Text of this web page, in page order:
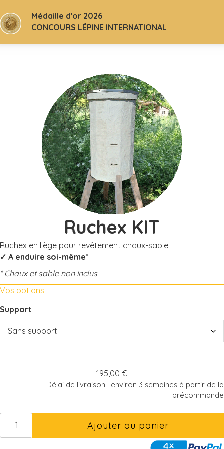
Médaille d'or 2026
CONCOURS LÉPINE INTERNATIONAL
Ruchex KIT
Ruchex en liège pour revêtement chaux-sable.
✓ A enduire soi-même*
* Chaux et sable non inclus
Vos options
Support
195,00 €
Délai de livraison : environ 3 semaines à partir de la
précommande
Ruchex
Ajouter au panier